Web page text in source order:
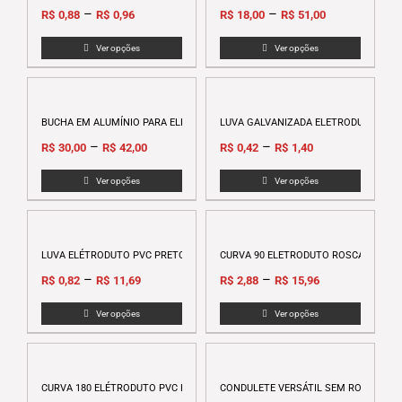
variants.
may
on
product
R$ 0,88 – R$ 0,96
Ver opções
This
product
multiple
variants.
may
on
product
R$ 18,00 – R$ 51,00
Ver opções
This
may
on
BUCHA EM ALUMÍNIO PARA ELETRODUTO
R$ 30,00 – R$ 42,00
Ver opções
This
product
multiple
variants.
may
on
LUVA GALVANIZADA ELETRODUTO
R$ 0,42 – R$ 1,40
Ver opções
This
may
on
LUVA ELÉTRODUTO PVC PRETO ROSCAVEL – TIGRE
R$ 0,82 – R$ 11,69
Ver opções
This
product
multiple
CURVA 90 ELETRODUTO ROSCÁVEL –
R$ 2,88 – R$ 15,96
Ver opções
This
CURVA 180 ELÉTRODUTO PVC PRETO ROSCÁVEL – TIGRECONDULETE VERSÁTIL SEM ROSCA E